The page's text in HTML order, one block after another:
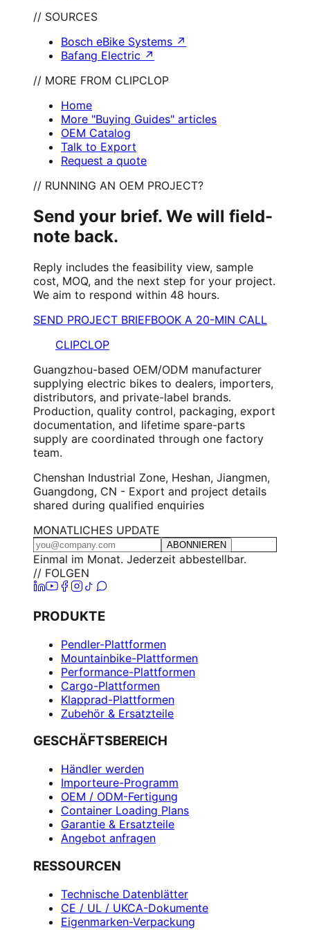
// SOURCES
Bosch eBike Systems ↗
Bafang Electric ↗
// MORE FROM CLIPCLOP
Home
More "Buying Guides" articles
OEM Catalog
Talk to Export
Request a quote
// RUNNING AN OEM PROJECT?
Send your brief. We will field-
note back.
Reply includes the feasibility view, sample
cost, MOQ, and the next step for your project.
We aim to respond within 48 hours.
SEND PROJECT BRIEFBOOK A 20-MIN CALL
CLIPCLOP
Guangzhou-based OEM/ODM manufacturer
supplying electric bikes to dealers, importers,
distributors, and private-label brands.
Production, quality control, packaging, export
documentation, and lifetime spare-parts
supply are coordinated through one factory
team.
Chenshan Industrial Zone, Heshan, Jiangmen,
Guangdong, CN - Export and project details
shared during qualified enquiries
MONATLICHES UPDATE
ABONNIEREN
Einmal im Monat. Jederzeit abbestellbar.
// FOLGEN
PRODUKTE
Pendler-Plattformen
Mountainbike-Plattformen
Performance-Plattformen
Cargo-Plattformen
Klapprad-Plattformen
Zubehör & Ersatzteile
GESCHÄFTSBEREICH
Händler werden
Importeure-Programm
OEM / ODM-Fertigung
Container Loading Plans
Garantie & Ersatzteile
Angebot anfragen
RESSOURCEN
Technische Datenblätter
CE / UL / UKCA-Dokumente
Eigenmarken-Verpackung